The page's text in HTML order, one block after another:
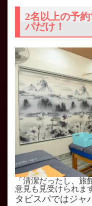
2名以上の予
パだけ！
「清潔だったし、旅
意見も見受けられま
タビスパではジャ